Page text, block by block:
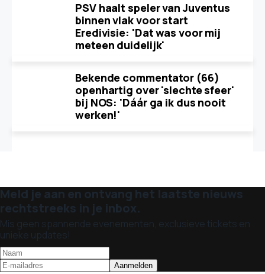
PSV haalt speler van Juventus
binnen vlak voor start
Eredivisie: 'Dat was voor mij
meteen duidelijk'
Bekende commentator (66)
openhartig over 'slechte sfeer'
bij NOS: 'Dáár ga ik dus nooit
werken!'
Meld je aan en ontvang het laatste nieuws
rechtstreeks in je inbox.
Mis geen spannende evenementen, exclusieve tickets en
unieke updates!